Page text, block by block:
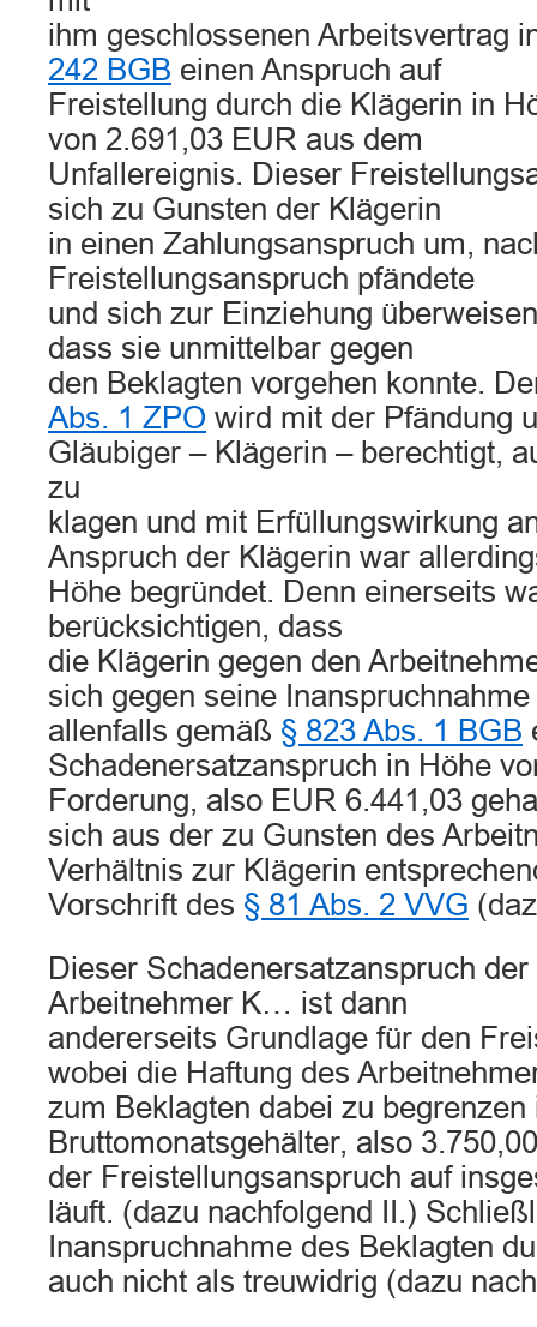
ihm geschlossenen Arbeitsvertrag
242 BGB einen Anspruch auf
Freistellung durch die Klägerin in
von 2.691,03 EUR aus dem
Unfallereignis. Dieser
sich zu Gunsten der Klägerin
in einen Zahlungsanspruch um,
Freistellungsanspruch pfändete
und sich zur Einziehung
dass sie unmittelbar gegen
den Beklagten vorgehen konnte.
Abs. 1 ZPO wird mit der Pfändung
Gläubiger – Klägerin – berechtigt,
zu
klagen und mit Erfüllungswirkung
Anspruch der Klägerin war
Höhe begründet. Denn einerseits
berücksichtigen, dass
die Klägerin gegen den
sich gegen seine
allenfalls gemäß § 823 Abs. 1 BGB
Schadenersatzanspruch in Höhe
Forderung, also EUR 6.441,03
sich aus der zu Gunsten des
Verhältnis zur Klägerin
Vorschrift des § 81 Abs. 2 VVG
Dieser Schadenersatzanspruch
Arbeitnehmer K… ist dann
andererseits Grundlage für den
wobei die Haftung des
zum Beklagten dabei zu begrenzen
Bruttomonatsgehälter, also
der Freistellungsanspruch auf
läuft. (dazu nachfolgend II.)
Inanspruchnahme des Beklagten
auch nicht als treuwidrig (dazu